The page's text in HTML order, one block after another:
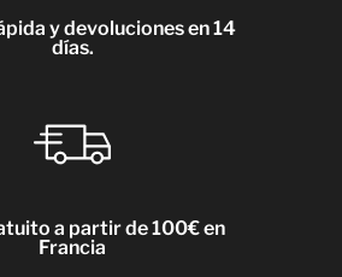
y devoluciones en 14
días.
a partir de 100€ en
Francia